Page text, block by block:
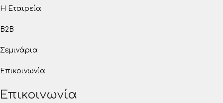
Η Εταιρεία
B2B
Σεμινάρια
Επικοινωνία
Επικοινωνία